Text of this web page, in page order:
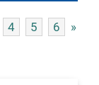
4 5 6 »